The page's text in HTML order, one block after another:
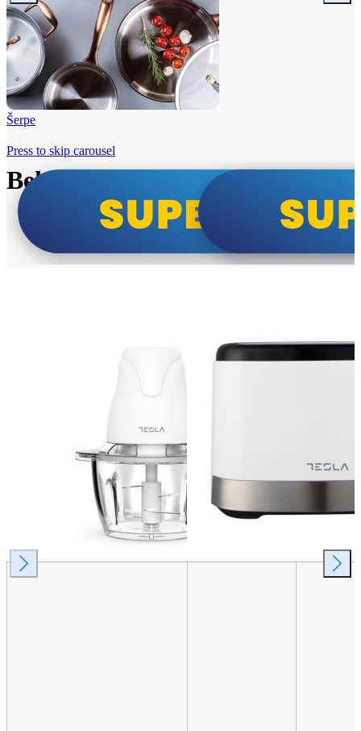
Šerpe
Beko i Tesla super cene
Press to skip carousel